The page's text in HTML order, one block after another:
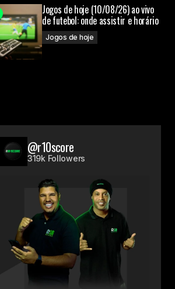
Jogos de hoje (10/08/26) ao vivo
de futebol: onde assistir e horário
Jogos de hoje
@r10score
319k Followers